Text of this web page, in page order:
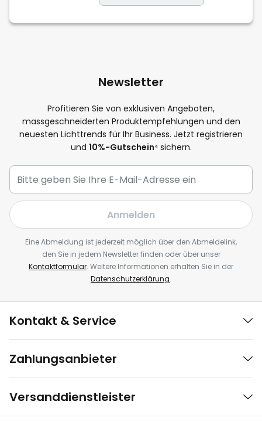
Newsletter
Profitieren Sie von exklusiven Angeboten,
massgeschneiderten Produktempfehlungen und den
neuesten Lichttrends für Ihr Business. Jetzt registrieren
und 10%-Gutschein⁴ sichern.
Anmelden
Eine Abmeldung ist jederzeit möglich über den Abmeldelink,
den Sie in jedem Newsletter finden oder über unser
Kontaktformular. Weitere Informationen erhalten Sie in der
Datenschutzerklärung.
Kontakt & Service
Zahlungsanbieter
Versanddienstleister